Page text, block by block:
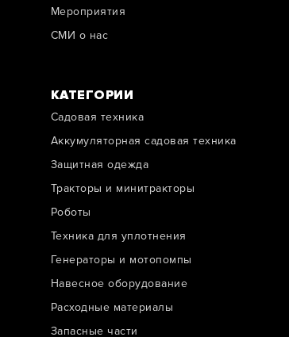
Мероприятия
СМИ о нас
КАТЕГОРИИ
Садовая техника
Аккумуляторная садовая техника
Защитная одежда
Тракторы и минитракторы
Роботы
Техника для уплотнения
Генераторы и мотопомпы
Навесное оборудование
Расходные материалы
Запасные части